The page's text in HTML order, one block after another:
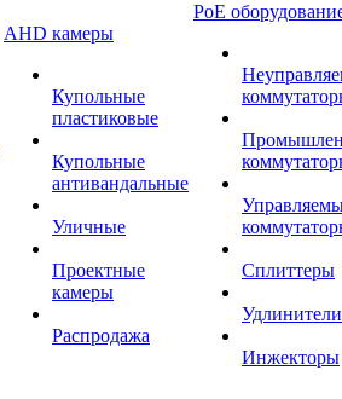
AHD камеры
Купольные
пластиковые
Купольные
антивандальные
Уличные
Проектные
камеры
Распродажа
PoE
Сплиттеры
Удлинители
Инжекторы